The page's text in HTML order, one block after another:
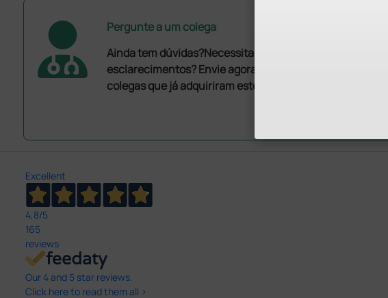
Pergunte a um colega
Ainda tem dúvidas?Necessita de mais
esclarecimentos? Envie agora a sua questão aos
colegas que já adquiriram este produto.
Excellent
4,8/5
165
reviews
Our 4 and 5 star reviews.
Click here to read them all >